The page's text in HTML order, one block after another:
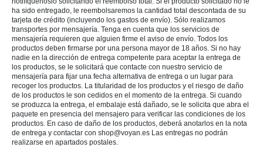
ha sido entregado, le reembolsaremos la cantidad total descontada de su
tarjeta de crédito (incluyendo los gastos de envío). Sólo realizamos
transportes por mensajería. Tenga en cuenta que los servicios de
mensajería requieren que alguien firme el aviso de envío. Todos los
productos deben firmarse por una persona mayor de 18 años. Si no hay
nadie en la dirección de entrega competente para aceptar la entrega de
los productos, se le solicitará que contacte con nuestro servicio de
mensajería para fijar una fecha alternativa de entrega o un lugar para
recoger los productos. La titularidad de los productos y el riesgo de daño
de los productos le son cedidos en el momento de la entrega. Si cuando
se produzca la entrega, el embalaje está dañado, se le solicita que abra el
paquete en presencia del mensajero para verificar las condiciones de los
productos. En caso de daño de los productos, deberá anotarlos en la nota
de entrega y contactar con shop@voyan.es Las entregas no podrán
realizarse en apartados postales.